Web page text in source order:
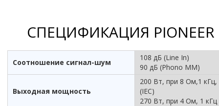
СПЕЦИФИКАЦИЯ PIONEER
Соотношение сигнал-шум
108 дБ (Line In)
90 дБ (Phono MM)
Выходная мощность
200 Вт, при 8 Ом,1 кГц,
(IEC)
270 Вт, при 4 Ом, 1 кГц